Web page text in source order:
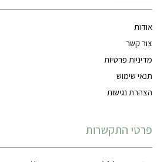
אודות
צור קשר
מדיניות פרטיות
תנאי שימוש
הצהרת נגישות
פרטי התקשרות